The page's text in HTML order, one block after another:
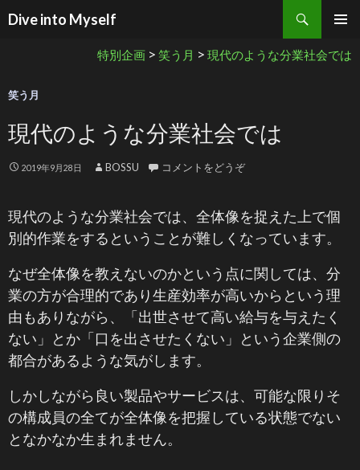
Dive into Myself
検索
特別企画 > 笑う月 > 現代のような分業社会では
笑う月
現代のような分業社会では
2019年9月28日 BOSSU コメントをどうぞ
現代のような分業社会では、全体像を捉えた上で個
別的作業をするということが難しくなっています。
なぜ全体像を教えないのかという点に関しては、分
業の方が合理的であり生産効率が高いからという理
由もありながら、「出世させて高い給与を与えたく
ない」とか「口を出させたくない」という企業側の
都合があるような気がします。
しかしながら良い製品やサービスは、可能な限りそ
の構成員の全てが全体像を把握している状態でない
となかなか生まれません。